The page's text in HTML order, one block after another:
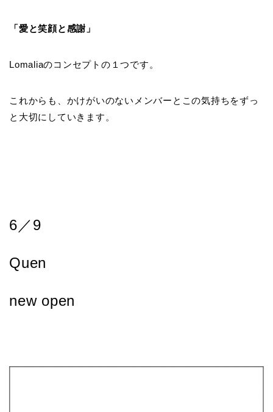
「愛と笑顔と感謝」
Lomaliaのコンセプトの１つです。
これからも、かけがいのないメンバーとこの気持ちをずっ
と大切にしていきます。
6／9
Quen
new open